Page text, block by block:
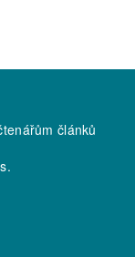
článků
.